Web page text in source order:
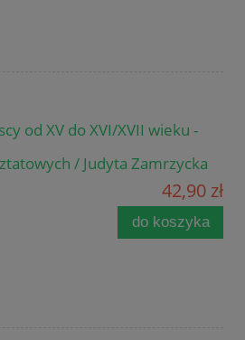
od XV do XVI/XVII wieku -
/ Judyta Zamrzycka
42,90 zł
do koszyka